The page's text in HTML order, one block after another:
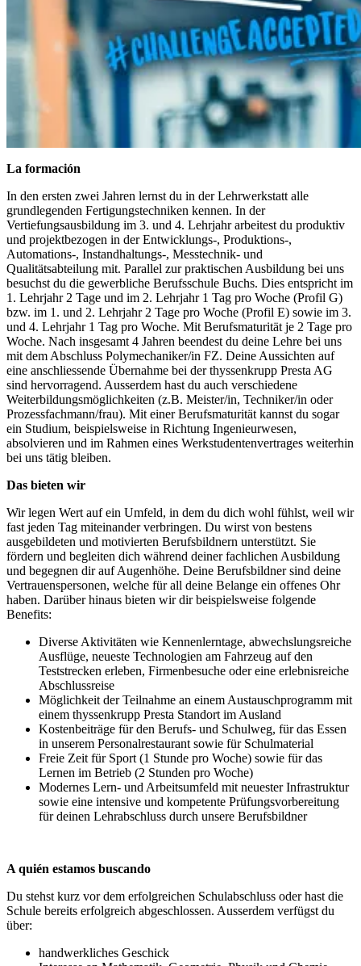
La formación
In den ersten zwei Jahren lernst du in der Lehrwerkstatt alle
grundlegenden Fertigungstechniken kennen. In der
Vertiefungsausbildung im 3. und 4. Lehrjahr arbeitest du produktiv
und projektbezogen in der Entwicklungs-, Produktions-,
Automations-, Instandhaltungs-, Messtechnik- und
Qualitätsabteilung mit. Parallel zur praktischen Ausbildung bei uns
besuchst du die gewerbliche Berufsschule Buchs. Dies entspricht im
1. Lehrjahr 2 Tage und im 2. Lehrjahr 1 Tag pro Woche (Profil G)
bzw. im 1. und 2. Lehrjahr 2 Tage pro Woche (Profil E) sowie im 3.
und 4. Lehrjahr 1 Tag pro Woche. Mit Berufsmaturität je 2 Tage pro
Woche. Nach insgesamt 4 Jahren beendest du deine Lehre bei uns
mit dem Abschluss Polymechaniker/in FZ. Deine Aussichten auf
eine anschliessende Übernahme bei der thyssenkrupp Presta AG
sind hervorragend. Ausserdem hast du auch verschiedene
Weiterbildungsmöglichkeiten (z.B. Meister/in, Techniker/in oder
Prozessfachmann/frau). Mit einer Berufsmaturität kannst du sogar
ein Studium, beispielsweise in Richtung Ingenieurwesen,
absolvieren und im Rahmen eines Werkstudentenvertrages weiterhin
bei uns tätig bleiben.
Das bieten wir
Wir legen Wert auf ein Umfeld, in dem du dich wohl fühlst, weil wir
fast jeden Tag miteinander verbringen. Du wirst von bestens
ausgebildeten und motivierten Berufsbildnern unterstützt. Sie
fördern und begleiten dich während deiner fachlichen Ausbildung
und begegnen dir auf Augenhöhe. Deine Berufsbildner sind deine
Vertrauenspersonen, welche für all deine Belange ein offenes Ohr
haben. Darüber hinaus bieten wir dir beispielsweise folgende
Benefits:
Diverse Aktivitäten wie Kennenlerntage, abwechslungsreiche
Ausflüge, neueste Technologien am Fahrzeug auf den
Teststrecken erleben, Firmenbesuche oder eine erlebnisreiche
Abschlussreise
Möglichkeit der Teilnahme an einem Austauschprogramm mit
einem thyssenkrupp Presta Standort im Ausland
Kostenbeiträge für den Berufs- und Schulweg, für das Essen
in unserem Personalrestaurant sowie für Schulmaterial
Freie Zeit für Sport (1 Stunde pro Woche) sowie für das
Lernen im Betrieb (2 Stunden pro Woche)
Modernes Lern- und Arbeitsumfeld mit neuester Infrastruktur
sowie eine intensive und kompetente Prüfungsvorbereitung
für deinen Lehrabschluss durch unsere Berufsbildner
A quién estamos buscando
Du stehst kurz vor dem erfolgreichen Schulabschluss oder hast die
Schule bereits erfolgreich abgeschlossen. Ausserdem verfügst du
über:
handwerkliches Geschick